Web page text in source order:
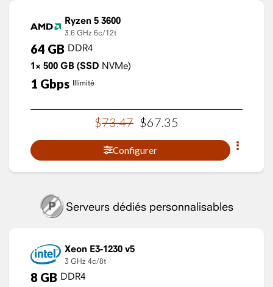
Ryzen 5 3600
3.6 GHz 6c/12t
64 GB DDR4
1× 500 GB (SSD NVMe)
1 Gbps Illimité
$73.47 $67 35
Configurer
Serveurs dédiés personnalisables
Xeon E3-1230 v5
3 GHz 4c/8t
8 GB DDR4